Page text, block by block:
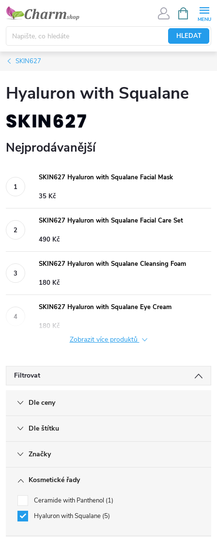
Přejít
obsah
HLEDAT
NÁKUPNÍ
KOŠÍK
SKIN627
Hyaluron with Squalane
Nejprodávanější
SKIN627 Hyaluron with Squalane Facial Mask
35 Kč
SKIN627 Hyaluron with Squalane Facial Care Set
490 Kč
SKIN627 Hyaluron with Squalane Cleansing Foam
180 Kč
SKIN627 Hyaluron with Squalane Eye Cream
180 Kč
Zobrazit více produktů
Filtrovat
Dle ceny
Dle štítku
Značky
Kosmetické řady
Ceramide with Panthenol 1
Hyaluron with Squalane 5